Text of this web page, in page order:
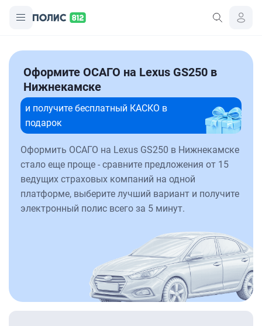
Оформите ОСАГО на Lexus GS250 в
Нижнекамске
и получите бесплатный КАСКО в
подарок
Оформить ОСАГО на Lexus GS250 в Нижнекамске
стало еще проще - сравните предложения от 15
ведущих страховых компаний на одной
платформе, выберите лучший вариант и получите
электронный полис всего за 5 минут.